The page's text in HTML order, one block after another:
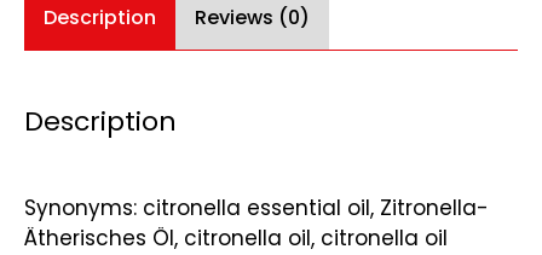
Description Reviews (0)
Description
Synonyms: citronella essential oil, Zitronella-
Ätherisches Öl, citronella oil, citronella oil